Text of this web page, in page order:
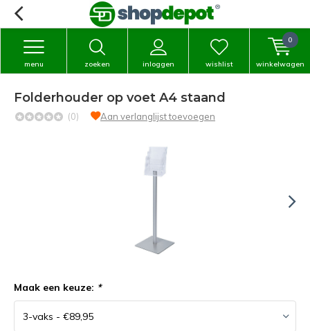
zoeken inloggen
menu wishlist winkelwagen
0
Folderhouder op voet A4 staand
(0) Aan verlanglijst toevoegen
Maak een keuze: *